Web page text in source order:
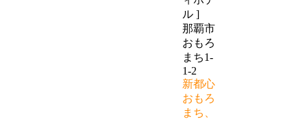
ル ]
那覇市
おもろ
まち1-
1-2
新都心
おもろ
まち、